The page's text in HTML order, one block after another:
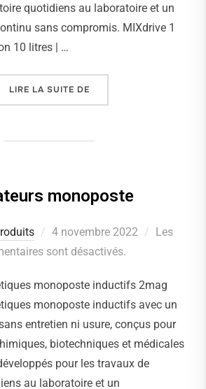
quotidiens au laboratoire et un
sans compromis. MIXdrive 1
10 litres | …
LIRE LA SUITE DE
monoposte
Publié
le
4 novembre 2022
Les
sont désactivés.
monoposte inductifs 2mag
monoposte inductifs avec un
entretien ni usure, conçus pour
biotechniques et médicales
pour les travaux de
au laboratoire et un